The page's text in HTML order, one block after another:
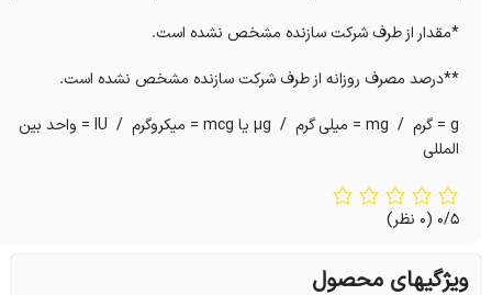
مس
1 mg
ویتامین آ
200 IU
10%
ویتامین ای
20 IU
59%
ویتامین ب3
سیلیکا
*مقدار از طرف شرکت سازنده مشخص نشده است.
**درصد مصرف روزانه از طرف شرکت سازنده مشخص نشده است.
g = گرم / mg = میلی گرم / µg یا mcg = میکروگرم / IU = واحد بین
المللی
0/5 (0 نظر)
ویژگیهای محصول